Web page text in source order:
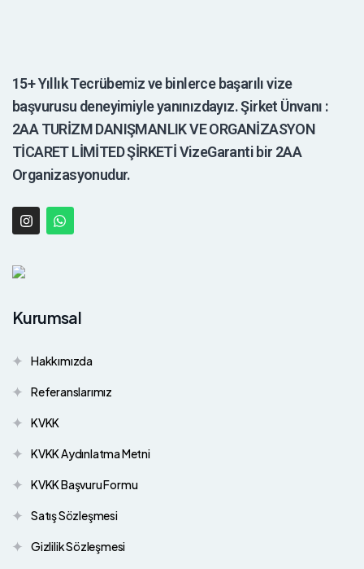
15+ Yıllık Tecrübemiz ve binlerce başarılı vize
başvurusu deneyimiyle yanınızdayız. Şirket Ünvanı :
2AA TURİZM DANIŞMANLIK VE ORGANİZASYON
TİCARET LİMİTED ŞİRKETİ VizeGaranti bir 2AA
Organizasyonudur.
Kurumsal
Hakkımızda
Referanslarımız
KVKK
KVKK Aydınlatma Metni
KVKK Başvuru Formu
Satış Sözleşmesi
Gizlilik Sözleşmesi